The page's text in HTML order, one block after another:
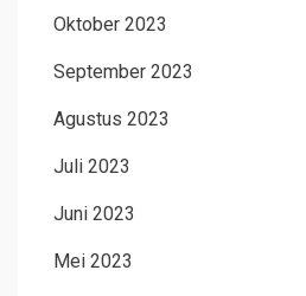
Oktober 2023
September 2023
Agustus 2023
Juli 2023
Juni 2023
Mei 2023